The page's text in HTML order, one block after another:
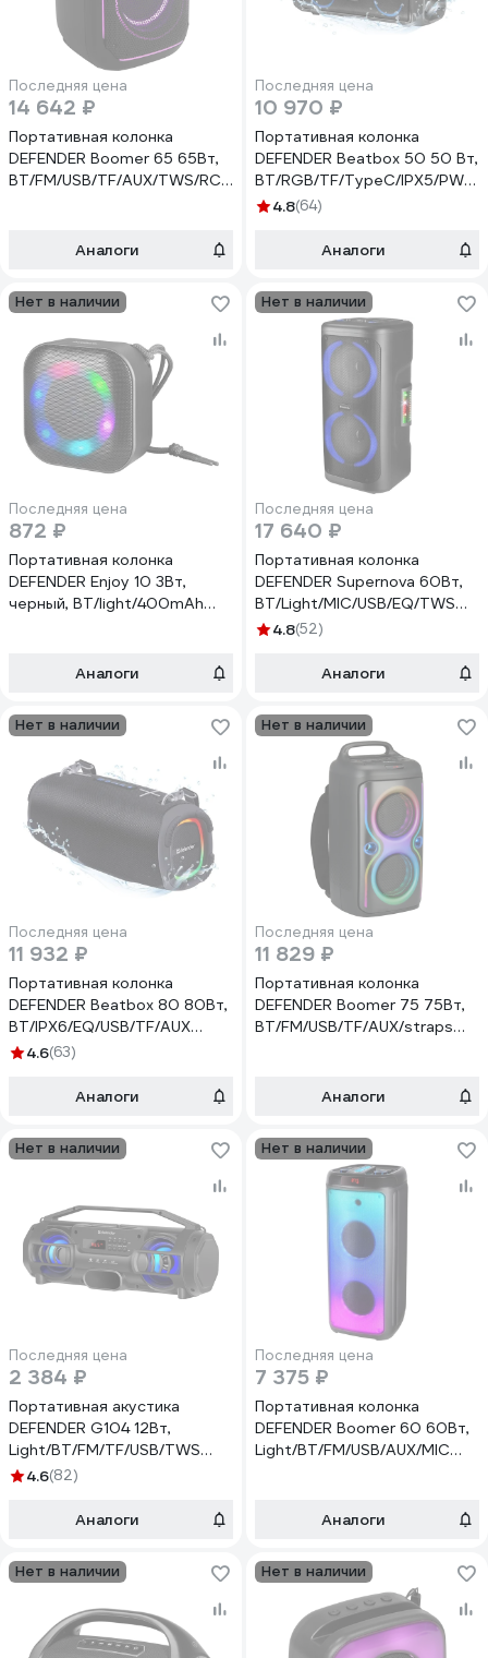
Последняя цена
14 642 ₽
Портативная колонка
DEFENDER Boomer 65 65Вт,
BT/FM/USB/TF/AUX/TWS/RC
Аналоги
Последняя цена
10 970 ₽
Портативная колонка
DEFENDER Beatbox 50 50 Вт,
BT/RGB/TF/TypeC/IPX5/PWB
65950
4.8(64)
Аналоги
Нет в наличии
Последняя цена
872 ₽
Портативная колонка
DEFENDER Enjoy 10 3Вт,
черный, BT/light/400mAh
Аналоги
Нет в наличии
Последняя цена
17 640 ₽
Портативная колонка
DEFENDER Supernova 60Вт,
BT/Light/MIC/USB/EQ/TWS
65037
4.8(52)
Аналоги
Нет в наличии
Последняя цена
11 932 ₽
Портативная колонка
DEFENDER Beatbox 80 80Вт,
BT/IPX6/EQ/USB/TF/AUX
65980
4.6(63)
Аналоги
Нет в наличии
Последняя цена
11 829 ₽
Портативная колонка
DEFENDER Boomer 75 75Вт,
BT/FM/USB/TF/AUX/straps
Аналоги
Нет в наличии
Последняя цена
2 384 ₽
Портативная акустика
DEFENDER G104 12Вт,
Light/BT/FM/TF/USB/TWS
65104
4.6(82)
Аналоги
Нет в наличии
Последняя цена
7 375 ₽
Портативная колонка
DEFENDER Boomer 60 60Вт,
Light/BT/FM/USB/AUX/MIC
Аналоги
Нет в наличии Нет в наличии